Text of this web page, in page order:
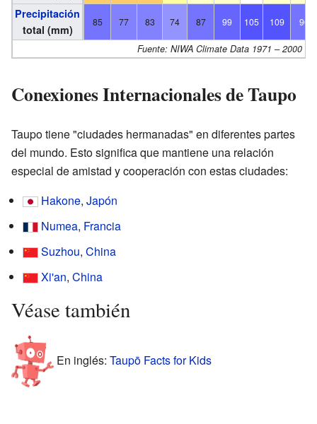
Precipitación
total (mm)
85 77 83 74 87 99 105 109 90
Fuente: NIWA Climate Data 1971 – 2000
Conexiones Internacionales de Taupo
Taupo tiene "ciudades hermanadas" en diferentes partes
del mundo. Esto significa que mantiene una relación
especial de amistad y cooperación con estas ciudades:
Hakone, Japón
Numea, Francia
Suzhou, China
Xi'an, China
Véase también
En inglés: Taupō Facts for Kids